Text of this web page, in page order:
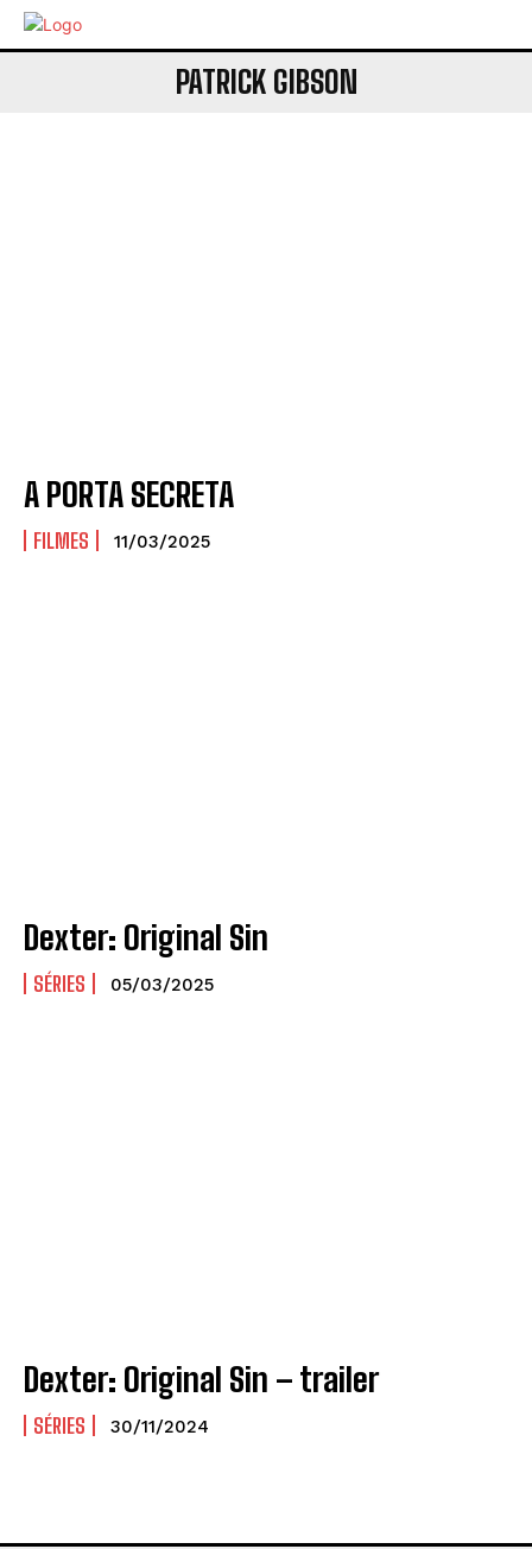
PATRICK GIBSON
A PORTA SECRETA
FILMES 11/03/2025
Dexter: Original Sin
SÉRIES 05/03/2025
Dexter: Original Sin – trailer
SÉRIES 30/11/2024